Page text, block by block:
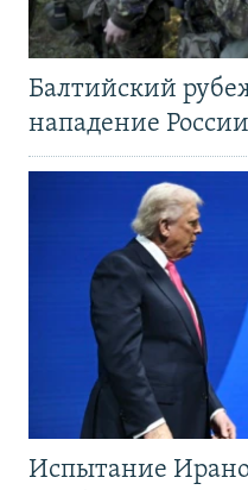
Балтийский
нападение
Испытание